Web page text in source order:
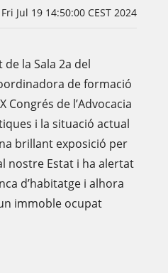
Fri Jul 19 14:50:00 CEST 2024
la Sala 2a del
de formació
Congrés de l’Advocacia
i la situació actual
brillant exposició per
nostre Estat i ha alertat
d’habitatge i alhora
immoble ocupat